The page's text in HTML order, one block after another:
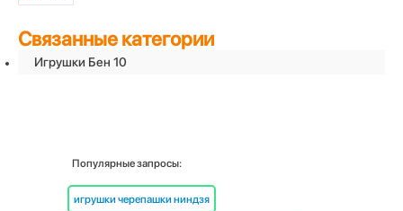
Связанные категории
Игрушки Бен 10
Популярные запросы:
игрушки черепашки ниндзя